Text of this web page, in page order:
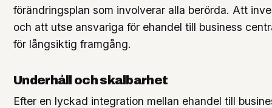
förändringsplan som involverar alla berörda. Att
och att utse ansvariga för ehandel till business
för långsiktig framgång.
Underhåll och skalbarhet
Efter en lyckad integration mellan ehandel till